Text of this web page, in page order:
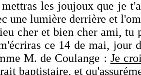
les joujoux que je
une lumière derrière et
cher et bien cher ami, tu
ce 14 de mai, jour
M. de Coulange : Je
baptistaire, et